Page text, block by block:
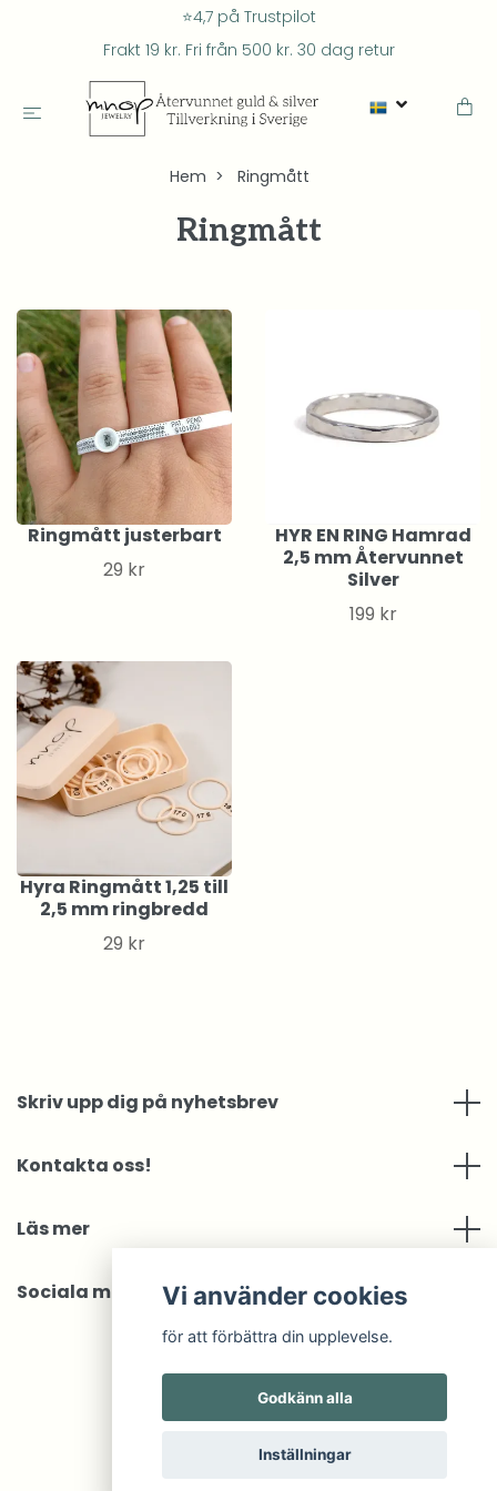
⭐4,7 på Trustpilot
Frakt 19 kr. Fri från 500 kr. 30 dag retur
Hem Ringmått
Ringmått
Ringmått justerbart
29 kr
HYR EN RING Hamrad
2,5 mm Återvunnet
Silver
199 kr
Hyra Ringmått 1,25 till
2,5 mm ringbredd
29 kr
Skriv upp dig på nyhetsbrev
Kontakta oss!
Läs mer
Sociala medier
© 2026 MNOP Jewelry
Vi använder cookies
för att förbättra din upplevelse.
Godkänn alla
Inställningar